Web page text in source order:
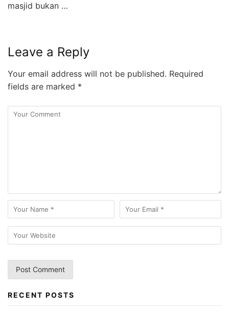
masjid bukan …
Leave a Reply
Your email address will not be published. Required
fields are marked *
RECENT POSTS